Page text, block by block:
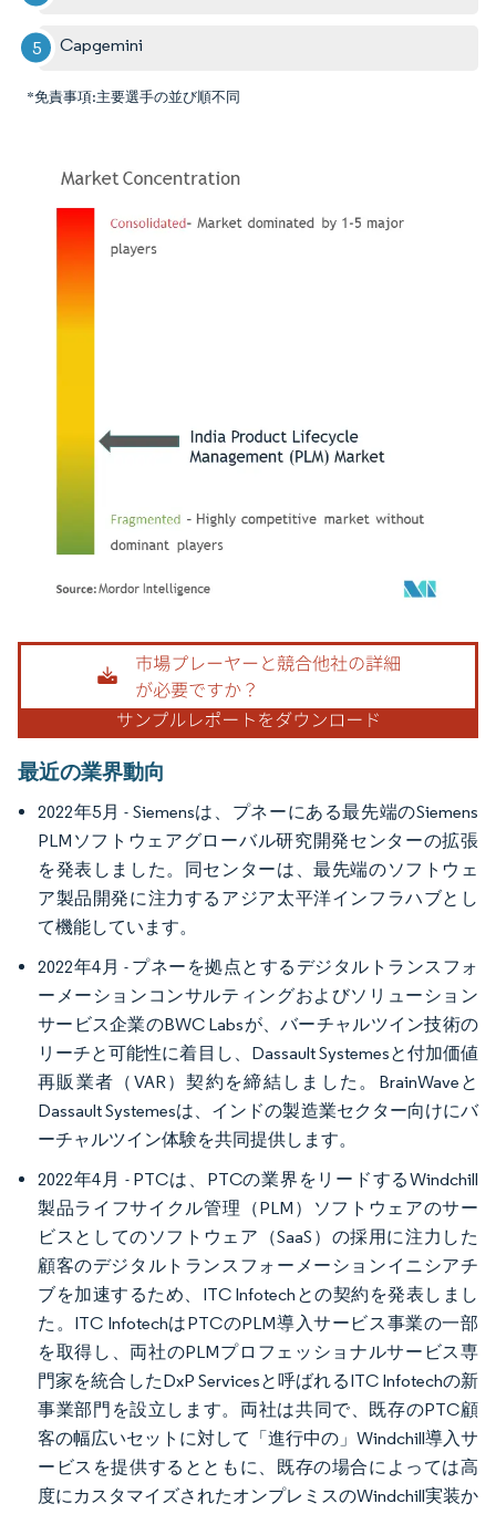
Capgemini
*免責事項:主要選手の並び順不同
画像 © Mordor Intelligence。再利用にはCC BY 4.0の表示が必要です。
最近の業界動向
2022年5月 - Siemensは、プネーにある最先端のSiemens
PLMソフトウェアグローバル研究開発センターの拡張
を発表しました。同センターは、最先端のソフトウェ
ア製品開発に注力するアジア太平洋インフラハブとし
て機能しています。
2022年4月 - プネーを拠点とするデジタルトランスフォ
ーメーションコンサルティングおよびソリューション
サービス企業のBWC Labsが、バーチャルツイン技術の
リーチと可能性に着目し、Dassault Systemesと付加価値
再販業者（VAR）契約を締結しました。BrainWaveと
Dassault Systemesは、インドの製造業セクター向けにバ
ーチャルツイン体験を共同提供します。
2022年4月 - PTCは、PTCの業界をリードするWindchill
製品ライフサイクル管理（PLM）ソフトウェアのサー
ビスとしてのソフトウェア（SaaS）の採用に注力した
顧客のデジタルトランスフォーメーションイニシアチ
ブを加速するため、ITC Infotechとの契約を発表しまし
た。ITC InfotechはPTCのPLM導入サービス事業の一部
を取得し、両社のPLMプロフェッショナルサービス専
門家を統合したDxP Servicesと呼ばれるITC Infotechの新
事業部門を設立します。両社は共同で、既存のPTC顧
客の幅広いセットに対して「進行中の」Windchill導入サ
ービスを提供するとともに、既存の場合によっては高
度にカスタマイズされたオンプレミスのWindchill実装か